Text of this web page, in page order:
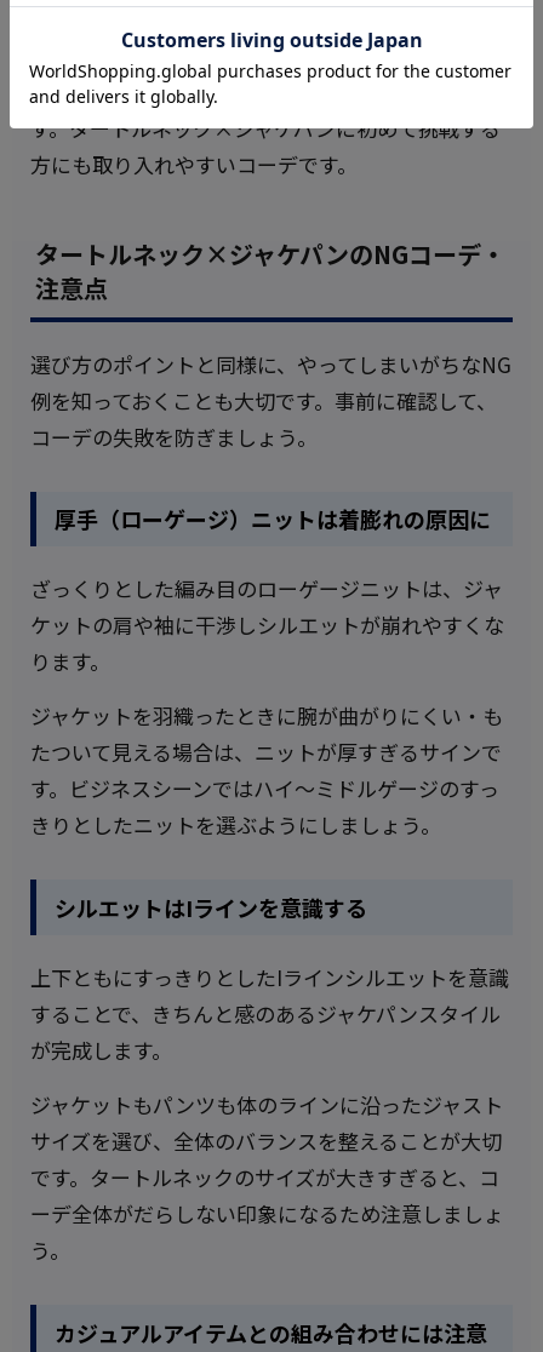
能付きのジャケットを選べば、着こなしやすさと実
用性を兼ね備えた日常使いのコーデとして活躍しま
す。タートルネック×ジャケパンに初めて挑戦する
方にも取り入れやすいコーデです。
タートルネック×ジャケパンのNGコーデ・
注意点
選び方のポイントと同様に、やってしまいがちなNG
例を知っておくことも大切です。事前に確認して、
コーデの失敗を防ぎましょう。
厚手（ローゲージ）ニットは着膨れの原因に
ざっくりとした編み目のローゲージニットは、ジャ
ケットの肩や袖に干渉しシルエットが崩れやすくな
ります。
ジャケットを羽織ったときに腕が曲がりにくい・も
たついて見える場合は、ニットが厚すぎるサインで
す。ビジネスシーンではハイ〜ミドルゲージのすっ
きりとしたニットを選ぶようにしましょう。
シルエットはIラインを意識する
上下ともにすっきりとしたIラインシルエットを意識
することで、きちんと感のあるジャケパンスタイル
が完成します。
ジャケットもパンツも体のラインに沿ったジャスト
サイズを選び、全体のバランスを整えることが大切
です。タートルネックのサイズが大きすぎると、コ
ーデ全体がだらしない印象になるため注意しましょ
う。
カジュアルアイテムとの組み合わせには注意